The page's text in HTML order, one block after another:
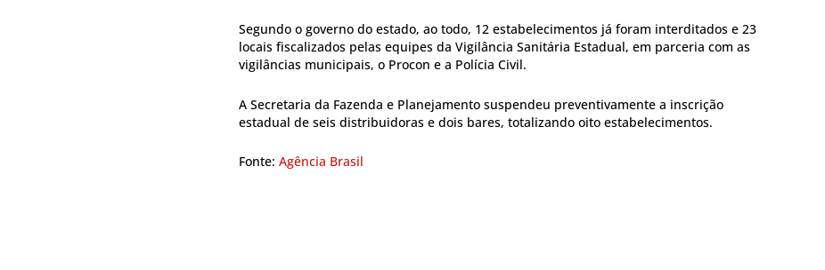
Segundo o governo do estado, ao todo, 12 estabelecimentos já foram interditados e 23
locais fiscalizados pelas equipes da Vigilância Sanitária Estadual, em parceria com as
vigilâncias municipais, o Procon e a Polícia Civil.
A Secretaria da Fazenda e Planejamento suspendeu preventivamente a inscrição
estadual de seis distribuidoras e dois bares, totalizando oito estabelecimentos.
Fonte: Agência Brasil